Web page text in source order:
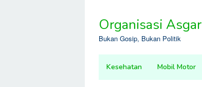
contentOrganisasi Asgar
Bukan Gosip, Bukan Politik
Kesehatan Mobil Motor